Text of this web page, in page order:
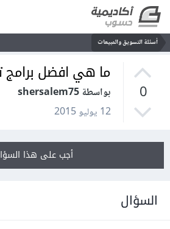
أسئلة التسويق والمبيعات
0
ما هي افضل
بواسطة shersalem75
12 يوليو 2015
أجب على هذا
السؤال